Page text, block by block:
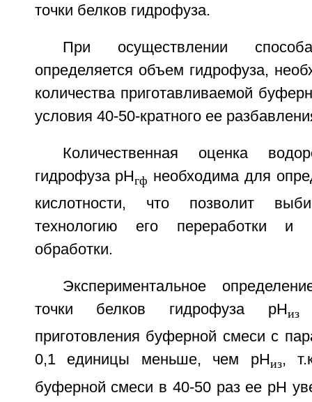
точки белков гидрофуза.
При осуществлении
определяется объем гидрофуза,
количества приготавливаемой
условия 40-50-кратного ее
Количественная оценка
гидрофуза pHгф необходима для
кислотности, что позволит
технологию его переработки и
обработки.
Экспериментальное
точки белков гидрофуза pHиз
приготовления буферной смеси с
0,1 единицы меньше, чем pHиз,
буферной смеси в 40-50 раз ее pH